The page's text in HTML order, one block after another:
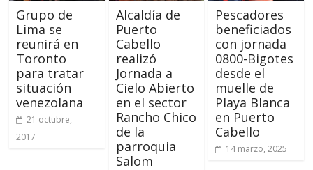
Grupo de
Lima se
reunirá en
Toronto
para tratar
situación
venezolana
21 octubre,
2017
Alcaldía de
Puerto
Cabello
realizó
Jornada a
Cielo Abierto
en el sector
Rancho Chico
de la
parroquia
Salom
Pescadores
beneficiados
con jornada
0800-Bigotes
desde el
muelle de
Playa Blanca
en Puerto
Cabello
14 marzo, 2025